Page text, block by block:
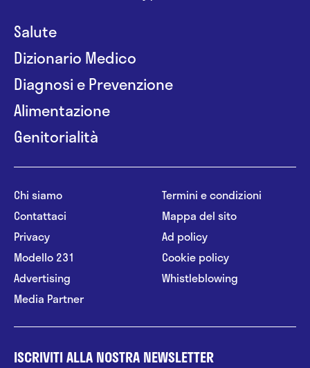
Salute
Dizionario Medico
Diagnosi e Prevenzione
Alimentazione
Genitorialità
Chi siamo
Contattaci
Privacy
Modello 231
Advertising
Media Partner
Termini e condizioni
Mappa del sito
Ad policy
Cookie policy
Whistleblowing
ISCRIVITI ALLA NOSTRA NEWSLETTER